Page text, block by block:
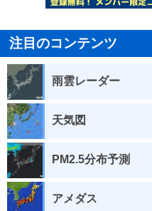
注目のコンテンツ
雨雲レーダー
天気図
PM2.5分布予測
アメダス